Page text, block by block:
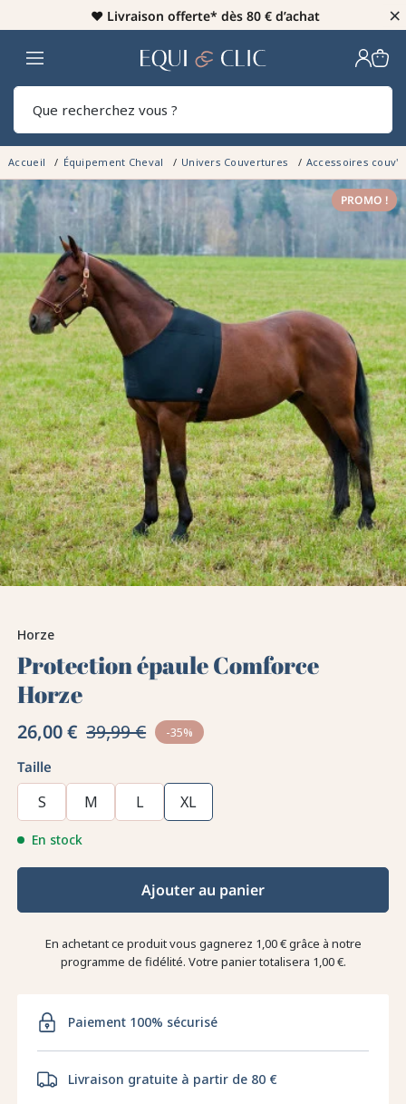
♥️ Livraison offerte* dès 80 € d’achat ×
Home
Accueil Équipement Cheval Univers Couvertures Accessoires couv'
PROMO !
Horze
Protection épaule Comforce
Horze
26,00 € 39,99 € -35%
Taille
S M L XL
En stock
Ajouter au panier
En achetant ce produit vous gagnerez 1,00 €grâce à notre
programme de fidélité. Votre panier totalisera 1,00 €.
Paiement 100% sécurisé
Livraison gratuite à partir de 80 €